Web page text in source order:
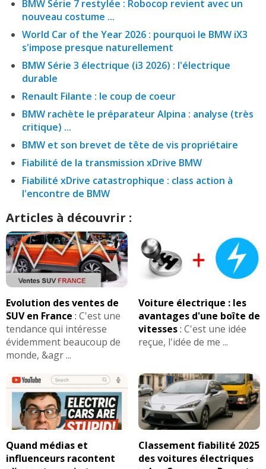
BMW Série 7 restylée : Robocop revient avec un
nouveau costume ...
World Car of the Year 2026 : pourquoi le BMW iX3
s'impose presque naturellement
BMW Série 3 électrique (i3 2026) : l'électrique
durable
Renault Filante : le coup de coeur
BMW rachète le préparateur Alpina : analyse (très
critique) ...
BMW et son brevet de tête de vis propriétaire
Fiabilité de la transmission xDrive BMW
Fiabilité xDrive catastrophique : class action à
l'encontre de BMW
Articles à découvrir :
Evolution des ventes de
SUV en France : C'est une
tendance qui intéresse
évidemment beaucoup de
monde, &agr ...
Voiture électrique : les
avantages d'une boîte de
vitesses: C'est une idée
reçue, l'idée de me ...
Quand médias et
influenceurs racontent
Classement fiabilité 2025
des voitures électriques